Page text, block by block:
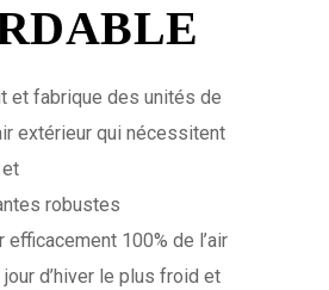
et fabrique des unités de
extérieur qui nécessitent
robustes
efficacement 100% de l’air
d’hiver le plus froid et